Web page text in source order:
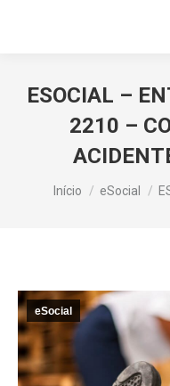
ESOCIAL –
2210 –
Você está aqui:
Início eSocial
eSocial